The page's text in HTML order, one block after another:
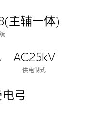
主辅一体)
AC25kV
供电制式
弓